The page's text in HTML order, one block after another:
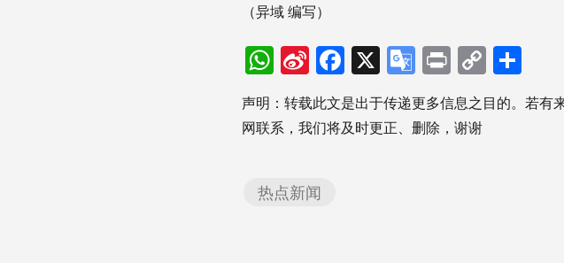
（异域 编写）
WhatsApp
Sina
Weibo
Facebook
X Google
Translate
PrintCopy
Link享
声明：转载此文是出于传递更多信息之目的。若有
网联系，我们将及时更正、删除，谢谢
热点新闻